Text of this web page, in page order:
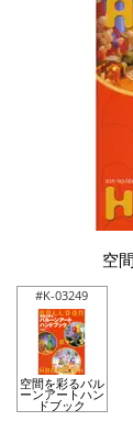
空
#K-03249
空間を彩るバル
ーンアートハン
ドブック